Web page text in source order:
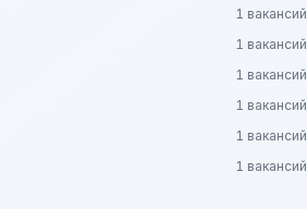
1 вакансий
1 вакансий
1 вакансий
1 вакансий
1 вакансий
1 вакансий